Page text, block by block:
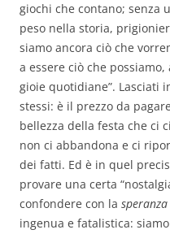
giochi che contano; senza
peso nella storia,
siamo ancora ciò che
a essere ciò che
gioie quotidiane”. Lasciati
stessi: è il prezzo da
bellezza della festa che ci
non ci abbandona e ci
dei fatti. Ed è in quel
provare una certa
confondere con la speranza
ingenua e fatalistica: